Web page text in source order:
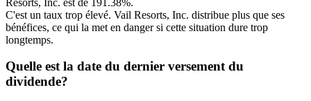
C'est un taux trop élevé. Vail Resorts, Inc. distribue plus que ses
bénéfices, ce qui la met en danger si cette situation dure trop
longtemps.
Quelle est la date du dernier versement du
dividende?